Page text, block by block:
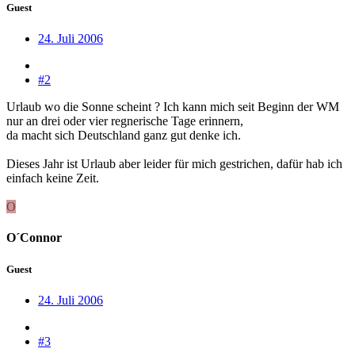
Guest
24. Juli 2006
#2
Urlaub wo die Sonne scheint ? Ich kann mich seit Beginn der WM
nur an drei oder vier regnerische Tage erinnern,
da macht sich Deutschland ganz gut denke ich.
Dieses Jahr ist Urlaub aber leider für mich gestrichen, dafür hab ich
einfach keine Zeit.
O
O´Connor
Guest
24. Juli 2006
#3